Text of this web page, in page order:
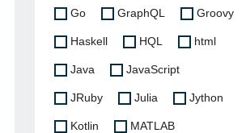
Go GraphQL Groovy
Haskell HQL html
Java JavaScript
JRuby Julia Jython
Kotlin MATLAB